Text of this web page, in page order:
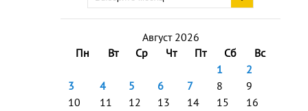
Август 2026
Пн
Вт Ср Чт Пт Сб
Вс
1
2
3
4 5 6 7 8
9
10
11 12 13 14 15
16